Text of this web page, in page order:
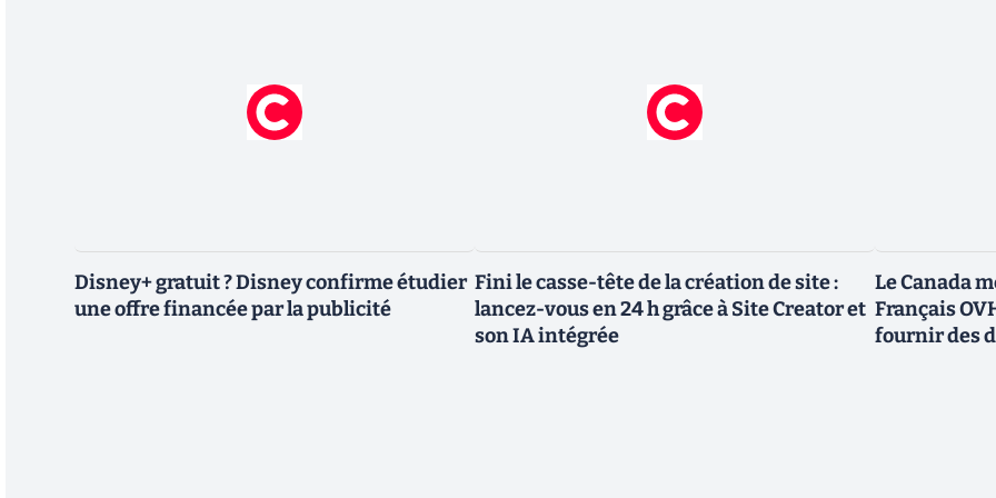
Disney+ gratuit ? Disney confirme étudier
une offre financée par la publicité
Fini le casse-tête de la création de site :
lancez-vous en 24 h grâce à Site Creator et
son IA intégrée
Le Canada
Français
fournir des